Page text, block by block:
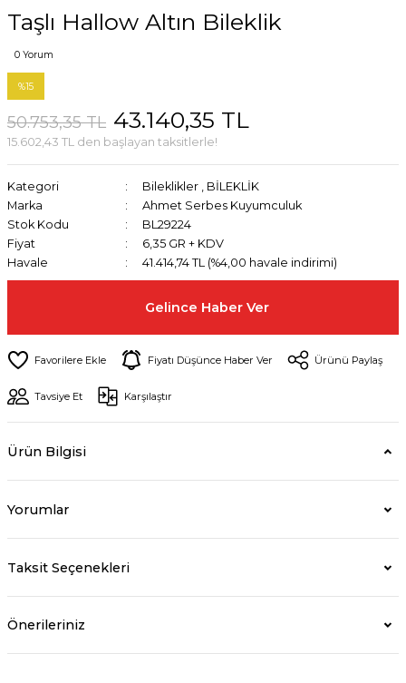
Taşlı Hallow Altın Bileklik
0 Yorum
%15
50.753,35 TL 43.140,35 TL
15.602,43 TL den başlayan taksitlerle!
Kategori Bileklikler , BİLEKLİK
Marka
Ahmet Serbes Kuyumculuk
Stok Kodu
BL29224
Fiyat
6,35 GR + KDV
Havale
41.414,74 TL (%4,00 havale indirimi)
Gelince Haber Ver
Fiyatı Düşünce Haber Ver Ürünü Paylaş
Tavsiye Et Karşılaştır
Ürün Bilgisi
Yorumlar
Taksit Seçenekleri
Önerileriniz